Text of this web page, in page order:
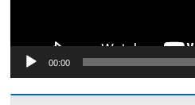
00:00